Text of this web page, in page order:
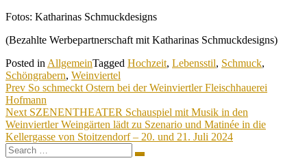
Fotos: Katharinas Schmuckdesigns
(Bezahlte Werbepartnerschaft mit Katharinas Schmuckdesigns)
Posted in AllgemeinTagged Hochzeit, Lebensstil, Schmuck,
Schöngrabern, Weinviertel
Beitragsnavigation
Prev So schmeckt Ostern bei der Weinviertler Fleischhauerei
Hofmann
Next SZENENTHEATER Schauspiel mit Musik in den
Weinviertler Weingärten lädt zu Szenario und Matinée in die
Kellergasse von Stoitzendorf – 20. und 21. Juli 2024
Search
for:
Search